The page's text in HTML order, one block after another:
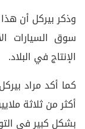
وذكر بيركل أن
سوق السيارات
الإنتاج في البلاد.
كما أكد مراد
بشكل كبير في